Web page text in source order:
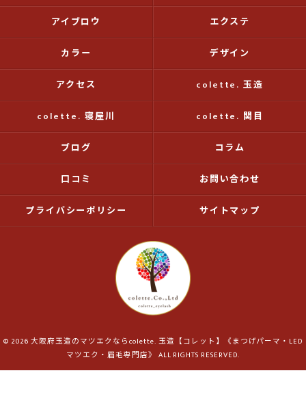
アイブロウ エクステ
カラー デザイン
アクセス colette. 玉造
colette. 寝屋川 colette. 関目
ブログ コラム
口コミ お問い合わせ
プライバシーポリシー サイトマップ
© 2026 大阪府玉造のマツエクならcolette. 玉造【コレット】《まつげパーマ・LED
マツエク・眉毛専門店》 ALL RIGHTS RESERVED.